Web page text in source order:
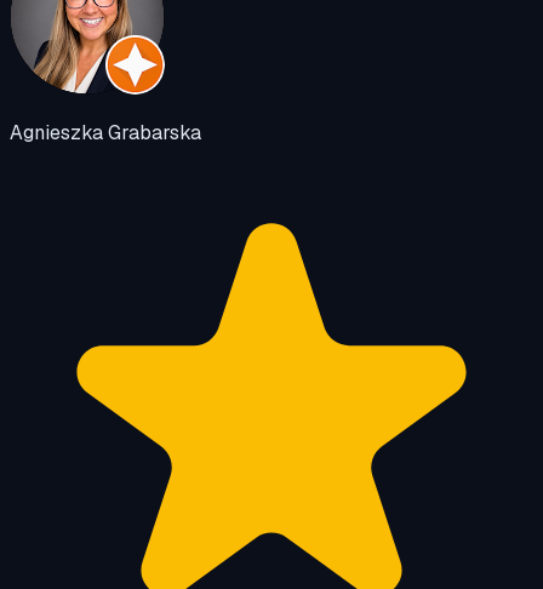
Agnieszka Grabarska